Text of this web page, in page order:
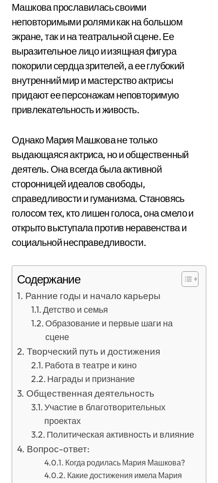
Машкова прославилась своими
неповторимыми ролями как на большом
экране, так и на театральной сцене. Ее
выразительное лицо и изящная фигура
покорили сердца зрителей, а ее глубокий
внутренний мир и мастерство актрисы
придают ее персонажам неповторимую
привлекательность и живость.
Однако Мария Машкова не только
выдающаяся актриса, но и общественный
деятель. Она всегда была активной
сторонницей идеалов свободы,
справедливости и гуманизма. Становясь
голосом тех, кто лишен голоса, она смело и
открыто выступала против неравенства и
социальной несправедливости.
Содержание
Ранние годы и начало карьеры
Детство и семья
Образование и первые шаги на
сцене
Творческий путь и достижения
Работа в театре и кино
Награды и признание
Общественная деятельность
Участие в благотворительных
проектах
Политическая активность и влияние
Вопрос-ответ:
Когда родилась Мария Машкова?
Какие достижения имела Мария